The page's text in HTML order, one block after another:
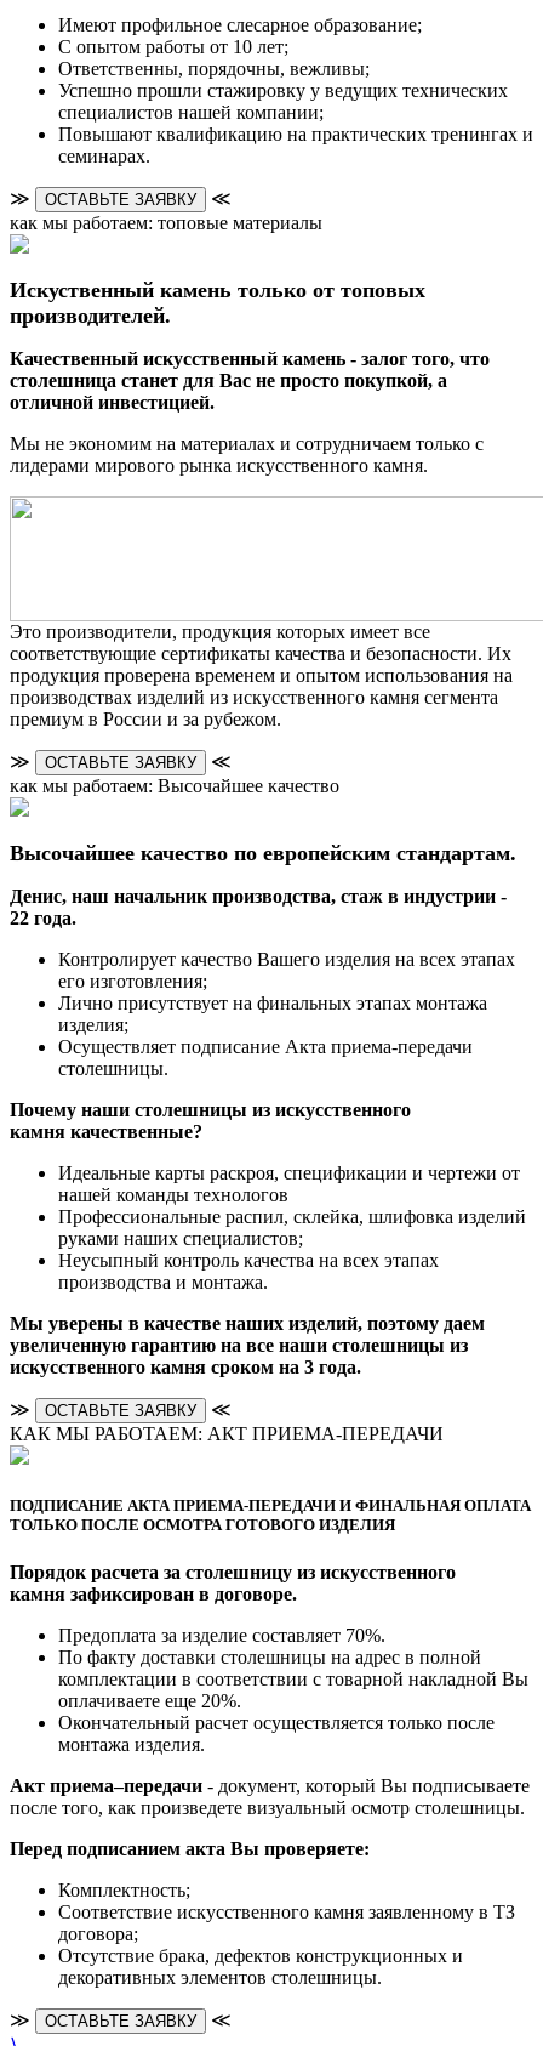
Имеют профильное слесарное образование;
С опытом работы от 10 лет;
Ответственны, порядочны, вежливы;
Успешно прошли стажировку у ведущих технических
специалистов нашей компании;
Повышают квалификацию на практических тренингах и
семинарах.
≫ ОСТАВЬТЕ ЗАЯВКУ
≪
как мы работаем: топовые материалы
Искуственный камень только от топовых
производителей.
Качественный искусственный камень - залог того, что
столешница станет для Вас не просто покупкой, а
отличной инвестицией.
Мы не экономим на материалах и сотрудничаем только с
лидерами мирового рынка искусственного камня.
Это производители, продукция которых имеет все
соответствующие сертификаты качества и безопасности. Их
продукция проверена временем и опытом использования на
производствах изделий из искусственного камня сегмента
премиум в России и за рубежом.
≫ ОСТАВЬТЕ ЗАЯВКУ
≪
как мы работаем: Высочайшее качество
Высочайшее качество по европейским стандартам.
Денис, наш начальник производства, стаж в индустрии -
22 года.
Контролирует качество Вашего изделия на всех этапах
его изготовления;
Лично присутствует на финальных этапах монтажа
изделия;
Осуществляет подписание Акта приема-передачи
столешницы.
Почему наши столешницы из искусственного
камня качественные?
Идеальные карты раскроя, спецификации и чертежи от
нашей команды технологов
Профессиональные распил, склейка, шлифовка изделий
руками наших специалистов;
Неусыпный контроль качества на всех этапах
производства и монтажа.
Мы уверены в качестве наших изделий, поэтому даем
увеличенную гарантию на все наши столешницы из
искусственного камня сроком на 3 года.
≫ ОСТАВЬТЕ ЗАЯВКУ
≪
КАК МЫ РАБОТАЕМ: АКТ ПРИЕМА-ПЕРЕДАЧИ
ПОДПИСАНИЕ АКТА ПРИЕМА-ПЕРЕДАЧИ И ФИНАЛЬНАЯ ОПЛАТА
ТОЛЬКО ПОСЛЕ ОСМОТРА ГОТОВОГО ИЗДЕЛИЯ
Порядок расчета за столешницу из искусственного
камня зафиксирован в договоре.
Предоплата за изделие составляет 70%.
По факту доставки столешницы на адрес в полной
комплектации в соответствии с товарной накладной Вы
оплачиваете еще 20%.
Окончательный расчет осуществляется только после
монтажа изделия.
Акт приема–передачи - документ, который Вы подписываете
после того, как произведете визуальный осмотр столешницы.
Перед подписанием акта Вы проверяете:
Комплектность;
Cоответствие искусственного камня заявленному в ТЗ
договора;
Отсутствие брака, дефектов конструкционных и
декоративных элементов столешницы.
≫ ОСТАВЬТЕ ЗАЯВКУ
≪